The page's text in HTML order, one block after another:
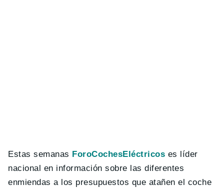
Estas semanas ForoCochesEléctricos es líder
nacional en información sobre las diferentes
enmiendas a los presupuestos que atañen el coche